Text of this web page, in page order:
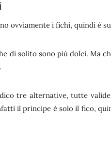
ovviamente i fichi, quindi è
di solito sono più dolci. Ma
tre alternative, tutte
il principe è solo il fico,